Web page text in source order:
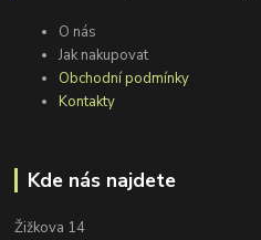
O nás
Jak nakupovat
Obchodní podmínky
Kontakty
Kde nás najdete
Žižkova 14